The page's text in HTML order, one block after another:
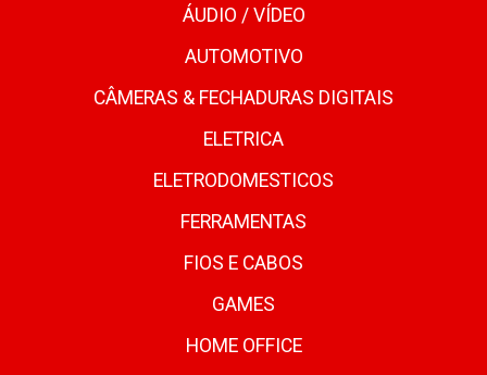
ÁUDIO / VÍDEO
AUTOMOTIVO
CÂMERAS & FECHADURAS DIGITAIS
ELETRICA
ELETRODOMESTICOS
FERRAMENTAS
FIOS E CABOS
GAMES
HOME OFFICE